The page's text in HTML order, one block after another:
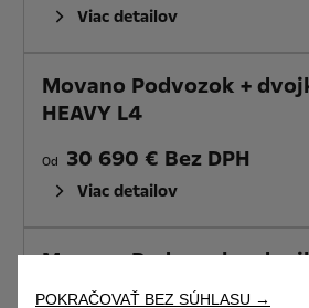
Viac detailov
Movano Podvozok +
HEAVY L4
Od 30 690 € Bez DPH
Viac detailov
Movano Podvozok +
HEAVY L3
POKRAČOVAŤ BEZ SÚHLASU →